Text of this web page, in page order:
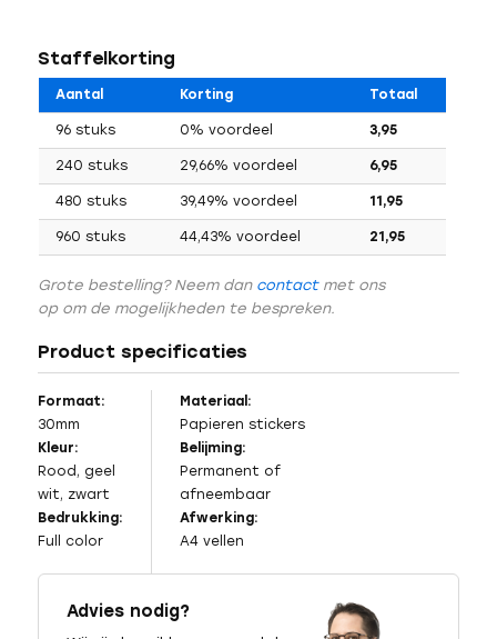
Staffelkorting
Aantal Korting Totaal
96 stuks 0% voordeel 3,95
240 stuks 29,66% voordeel 6,95
480 stuks 39,49% voordeel 11,95
960 stuks 44,43% voordeel 21,95
Grote bestelling? Neem dan contactmet ons
op om de mogelijkheden te bespreken.
Product specificaties
Formaat:
30mm
Kleur:
Rood, geel
wit, zwart
Bedrukking:
Full color
Materiaal:
Papieren stickers
Belijming:
Permanent of
afneembaar
Afwerking:
A4 vellen
Advies nodig?